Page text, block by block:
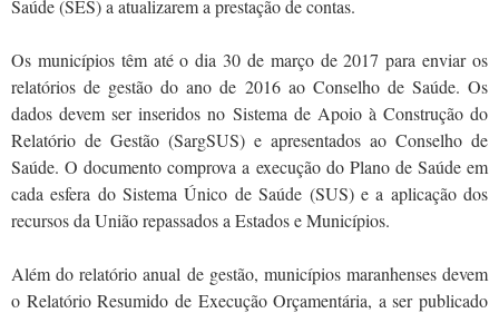
Saúde (SES) a atualizarem a prestação de contas.
Os municípios têm até o dia 30 de março de 2017 para enviar os
relatórios de gestão do ano de 2016 ao Conselho de Saúde. Os
dados devem ser inseridos no Sistema de Apoio à Construção do
Relatório de Gestão (SargSUS) e apresentados ao Conselho de
Saúde. O documento comprova a execução do Plano de Saúde em
cada esfera do Sistema Único de Saúde (SUS) e a aplicação dos
recursos da União repassados a Estados e Municípios.
Além do relatório anual de gestão, municípios maranhenses devem
o Relatório Resumido de Execução Orçamentária, a ser publicado